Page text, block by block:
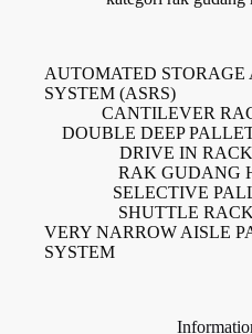
AUTOMATED STORAGE
SYSTEM (ASRS)
CANTILEVER
DOUBLE DEEP
DRIVE IN
RAK GUDANG
SELECTIVE
SHUTTLE
VERY NARROW AISLE
SYSTEM